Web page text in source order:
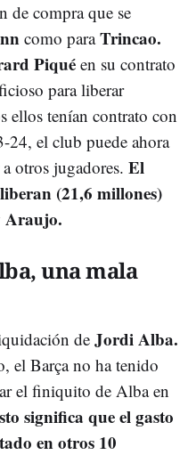
de compra que se
como paraTrincao.
Piqué en su contrato
para liberar
ellos tenían contrato con
24, el club puede ahora
otros jugadores. El
(21,6 millones)
Araujo.
una mala
de Jordi Alba.
el Barça no ha tenido
el finiquito de Alba en
significa que el gasto
en otros 10